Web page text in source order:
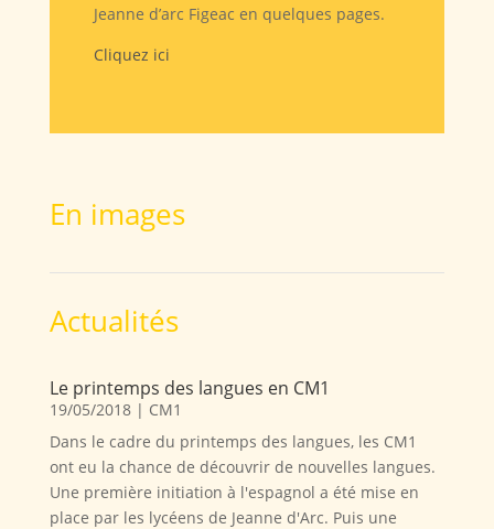
Jeanne d’arc Figeac en quelques pages.
Cliquez ici
En images
Actualités
Le printemps des langues en CM1
19/05/2018| CM1
Dans le cadre du printemps des langues, les CM1
ont eu la chance de découvrir de nouvelles langues.
Une première initiation à l'espagnol a été mise en
place par les lycéens de Jeanne d'Arc. Puis une